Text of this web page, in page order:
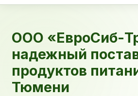
ООО «ЕвроСиб-
надежный
продуктов
Тюмени